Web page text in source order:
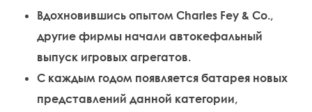
Вдохновившись опытом Charles Fey & Co.,
другие фирмы начали автокефальный
выпуск игровых агрегатов.
С каждым годом появляется батарея новых
представлений данной категории,